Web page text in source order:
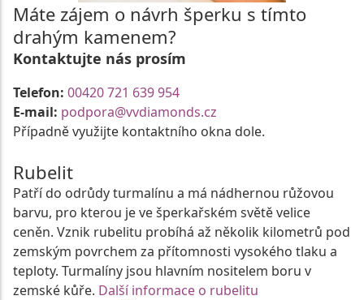
Máte zájem o návrh šperku s tímto
drahým kamenem?
Kontaktujte nás prosím
Telefon: 00420 721 639 954
E-mail: podpora@vvdiamonds.cz
Případně využijte kontaktního okna dole.
Rubelit
Patří do odrůdy turmalínu a má nádhernou růžovou
barvu, pro kterou je ve šperkařském světě velice
ceněn. Vznik rubelitu probíhá až několik kilometrů pod
zemským povrchem za přítomnosti vysokého tlaku a
teploty. Turmalíny jsou hlavním nositelem boru v
zemské kůře. Další informace o rubelitu